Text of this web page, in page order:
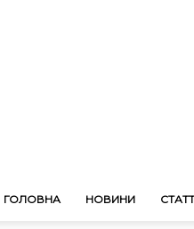
ГОЛОВНА НОВИНИ